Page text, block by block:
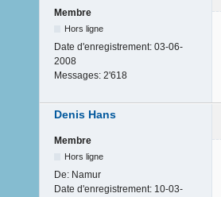
Membre
Hors ligne
Date d'enregistrement: 03-06-
2008
Messages: 2'618
Denis Hans
Membre
Hors ligne
De: Namur
Date d'enregistrement: 10-03-